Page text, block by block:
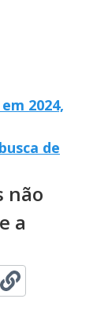
2024,
de
não
a